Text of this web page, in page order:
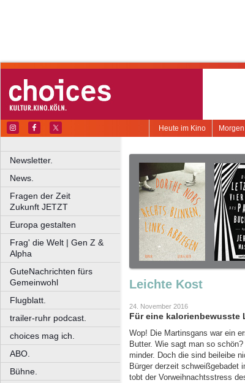
Heute im Kino
Newsletter.
News.
Fragen der Zeit
Zukunft JETZT
Europa gestalten
Frag' die Welt | Gen Z &
Alpha
GuteNachrichten fürs
Gemeinwohl
Flugblatt.
trailer-ruhr podcast.
choices mag ich.
ABO.
Bühne.
Leichte Kost
24. November 2016
Für eine kalorienbewusste
Wop! Die Martinsgans war ein
Butter. Wie sagt man so
minder. Doch die sind beileibe
Bürger derzeit schweißgebadet
tobt der Vorweihnachtsstress